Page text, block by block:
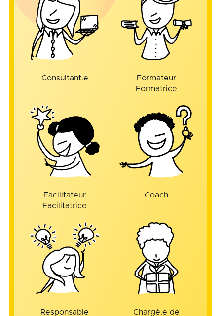
Consultant.e
Formateur
Formatrice
Facilitateur
Facilitatrice
Coach
Responsable Chargé.e de